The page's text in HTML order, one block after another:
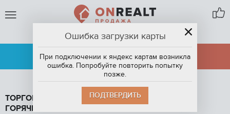
ГОРЯЧИЙ КЛЮЧ
АРЕНДА
ПРОДАЖА
ТОРГОВАЯ ПЛОЩАДЬ, 31.7 М2, НА ПРОДАЖУ В
ГОРЯЧЕМ КЛЮЧЕ, УЛИЦА ЧЕРНЯХОВСКОГО, 45
Ошибка загрузки карты
При подключении к яндекс картам возникла
ошибка. Попробуйте повторить попытку
позже.
ПОДТВЕРДИТЬ